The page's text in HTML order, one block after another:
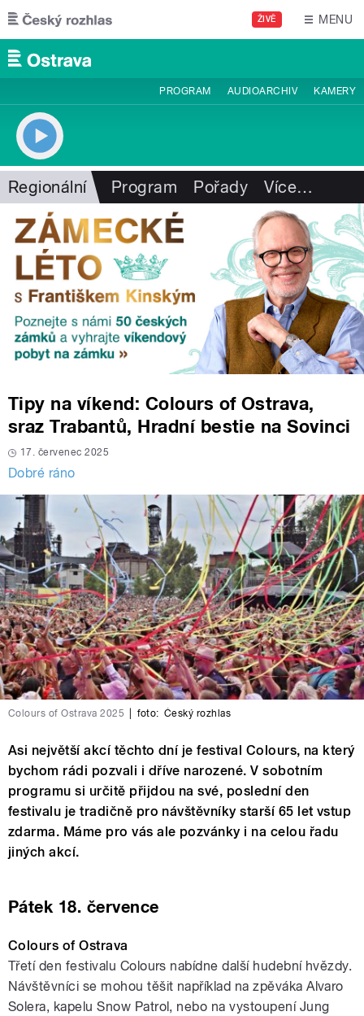
Přejít k hlavnímu obsahu
ŽIVĚ MENU
PROGRAM AUDIOARCHIV KAMERY
Regionální Program Pořady Více…
Tipy na víkend: Colours of Ostrava,
sraz Trabantů, Hradní bestie na Sovinci
17. červenec 2025
Dobré ráno
Colours of Ostrava 2025 foto: Český rozhlas
Asi největší akcí těchto dní je festival Colours, na který
bychom rádi pozvali i dříve narozené. V sobotním
programu si určitě přijdou na své, poslední den
festivalu je tradičně pro návštěvníky starší 65 let vstup
zdarma. Máme pro vás ale pozvánky i na celou řadu
jiných akcí.
Pátek 18. července
Colours of Ostrava
Třetí den festivalu Colours nabídne další hudební hvězdy.
Návštěvníci se mohou těšit například na zpěváka Alvaro
Solera, kapelu Snow Patrol, nebo na vystoupení Jung